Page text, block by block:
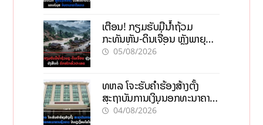
ເຕືອນ! ກຽມຮັບມືນໍ້າຖ້ວມ
ກະທັນຫັນ-ດິນເຈື່ອນ ຫຼັງພາຍຸຝົນ
ຍັງສືບຕໍ່ຕົກໜັກທົ່ວປະເທດ
05/08/2026
ທຫລ ໂຈະຮັບຄຳຮ້ອງສ້າງຕັ້ງ
ສະຖາບັນການເງິນນອກທະນາຄານ
ຊົ່ວຄາວ ປັບປຸງເງື່ອນໄຂໃໝ່
04/08/2026